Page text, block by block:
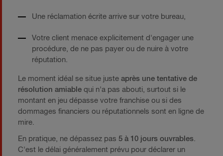
Une réclamation écrite arrive sur votre bureau,
Votre client menace explicitement d'engager une
procédure, de ne pas payer ou de nuire à votre
réputation.
Le moment idéal se situe juste après une tentative de
résolution amiablequi n'a pas abouti, surtout si le
montant en jeu dépasse votre franchise ou si des
dommages financiers ou réputationnels sont en ligne de
mire.
En pratique, ne dépassez pas 5 à 10 jours ouvrables.
C'est le délai généralement prévu pour déclarer un